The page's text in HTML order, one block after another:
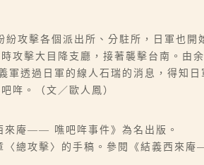
攻擊各個派出所、分駐所，日軍也
攻擊大目降支廳，接著襲擊台南。由
透過日軍的線人石瑞的消息，得知
哖。（文／歐人鳳）
來庵—— 噍吧哖事件》為名出版。
總攻擊〉的手稿。參閱《結義西來